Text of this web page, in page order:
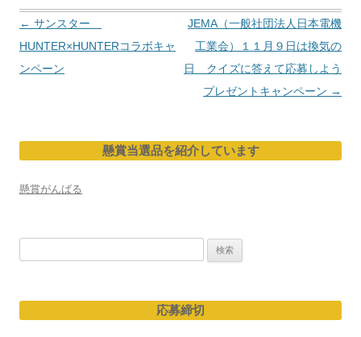
投
稿
ナ
シ
ョ
← サンスター
HUNTER×HUNTERコラボキャ
ンペーン
JEMA（一般社団法人日本電機
工業会）１１月９日は換気の
日 クイズに答えて応募しよう
プレゼントキャンペーン →
懸賞当選品を紹介しています
懸賞がんばる
応募締切